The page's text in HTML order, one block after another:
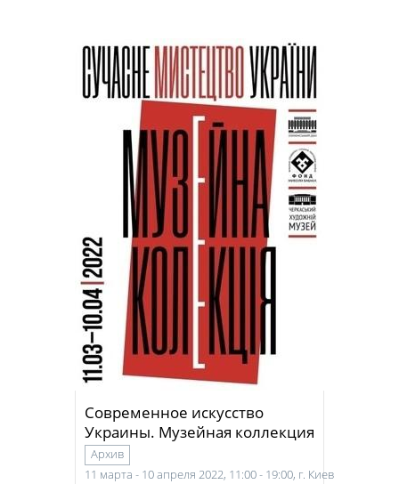
Современное искусство
Украины. Музейная коллекция
Архив
11 марта - 10 апреля 2022, 11:00 - 19:00, г. Киев